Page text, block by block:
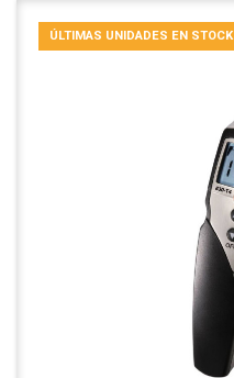
ÚLTIMAS UNIDADES EN STOCK